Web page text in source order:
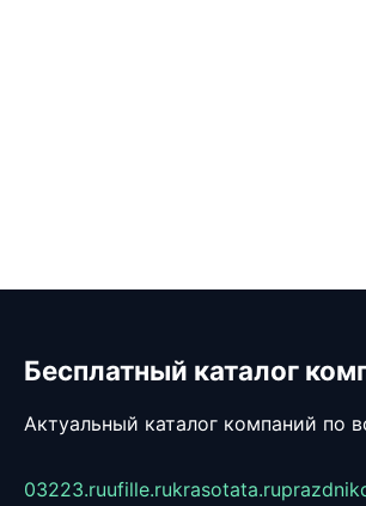
Бесплатный каталог
Актуальный каталог компаний по
03223.ruufille.rukrasotata.ru